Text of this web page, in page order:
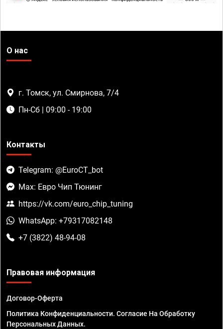
О нас
г. Томск, ул. Смирнова, 7/4
Пн-Сб | 09:00 - 19:00
Контакты
Telegram: @EuroCT_bot
Max: Евро Чип Тюнинг
https://vk.com/euro_chip_tuning
WhatsApp: +79317082148
+7 (3822) 48-94-08
Правовая информация
Договор-Оферта
Политика Конфиденциальности. Согласие На Обработку
Персональных Данных.